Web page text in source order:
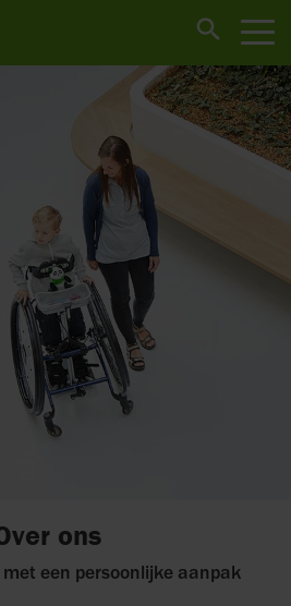
ons
een persoonlijke aanpak